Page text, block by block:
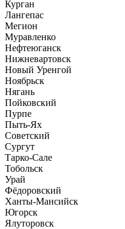
Курган
Лангепас
Мегион
Муравленко
Нефтеюганск
Нижневартовск
Новый Уренгой
Ноябрьск
Нягань
Пойковский
Пурпе
Пыть-Ях
Советский
Сургут
Тарко-Сале
Тобольск
Урай
Фёдоровский
Ханты-Мансийск
Югорск
Ялуторовск